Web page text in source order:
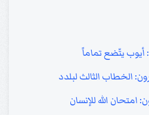
أيوب يتّضع تماماً
الخطاب الثالث لبلدد
امتحان الله للإنسان